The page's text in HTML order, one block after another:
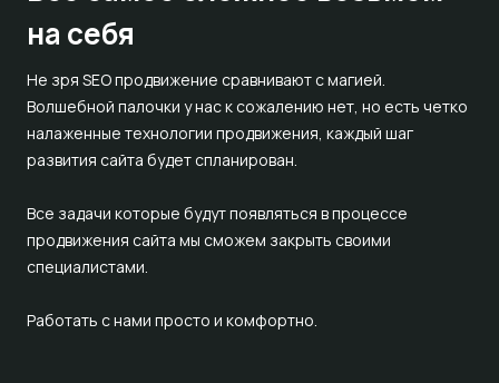
на себя
Не зря SEO продвижение сравнивают с магией.
Волшебной палочки у нас к сожалению нет, но есть четко
налаженные технологии продвижения, каждый шаг
развития сайта будет спланирован.
Все задачи которые будут появляться в процессе
продвижения сайта мы сможем закрыть своими
специалистами.
Работать с нами просто и комфортно.